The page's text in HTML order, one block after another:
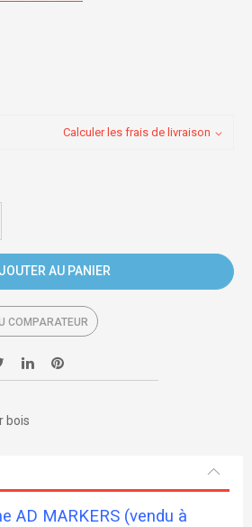
Calculer les frais de livraison
AU PANIER
COMPARATEUR
bois
AD MARKERS (vendu à